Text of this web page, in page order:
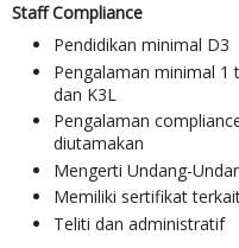
Staff Compliance
Pendidikan minimal D3
Pengalaman minimal 1
dan K3L
Pengalaman
diutamakan
Mengerti Undang-
Memiliki sertifikat
Teliti dan administratif